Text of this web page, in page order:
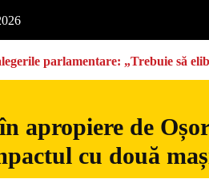
parlamentare: „Trebuie să
apropiere de
cu două